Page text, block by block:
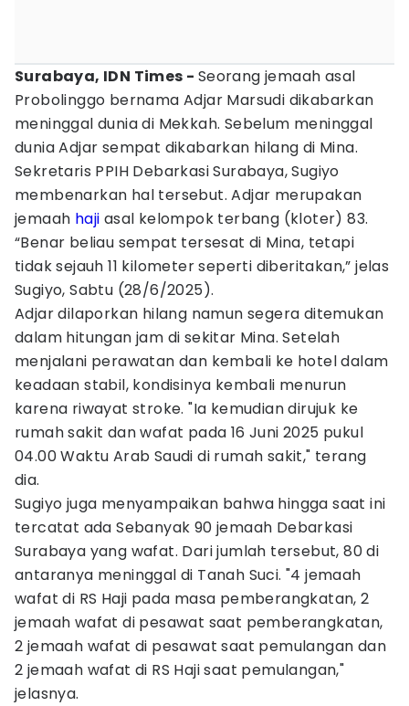
Surabaya, IDN Times - Seorang jemaah asal
Probolinggo bernama Adjar Marsudi dikabarkan
meninggal dunia di Mekkah. Sebelum meninggal
dunia Adjar sempat dikabarkan hilang di Mina.
Sekretaris PPIH Debarkasi Surabaya, Sugiyo
membenarkan hal tersebut. Adjar merupakan
jemaah haji asal kelompok terbang (kloter) 83.
“Benar beliau sempat tersesat di Mina, tetapi
tidak sejauh 11 kilometer seperti diberitakan,” jelas
Sugiyo, Sabtu (28/6/2025).
Adjar dilaporkan hilang namun segera ditemukan
dalam hitungan jam di sekitar Mina. Setelah
menjalani perawatan dan kembali ke hotel dalam
keadaan stabil, kondisinya kembali menurun
karena riwayat stroke. "Ia kemudian dirujuk ke
rumah sakit dan wafat pada 16 Juni 2025 pukul
04.00 Waktu Arab Saudi di rumah sakit," terang
dia.
Sugiyo juga menyampaikan bahwa hingga saat ini
tercatat ada Sebanyak 90 jemaah Debarkasi
Surabaya yang wafat. Dari jumlah tersebut, 80 di
antaranya meninggal di Tanah Suci. "4 jemaah
wafat di RS Haji pada masa pemberangkatan, 2
jemaah wafat di pesawat saat pemberangkatan,
2 jemaah wafat di pesawat saat pemulangan dan
2 jemaah wafat di RS Haji saat pemulangan,"
jelasnya.